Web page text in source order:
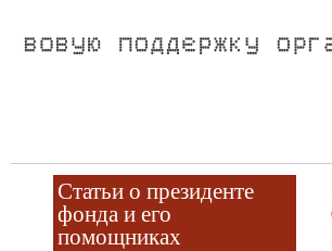
Статьи о президенте
фонда и его
помощниках